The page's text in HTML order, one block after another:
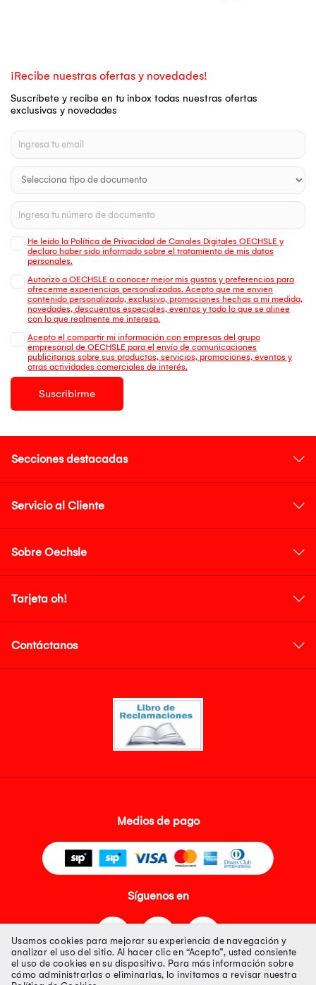
¡Recibe nuestras ofertas y novedades!
Suscríbete y recibe en tu inbox todas nuestras ofertas
exclusivas y novedades
He leído la Política de Privacidad de Canales Digitales OECHSLE y
declaro haber sido informado sobre el tratamiento de mis datos
personales.
Autorizo a OECHSLE a conocer mejor mis gustos y preferencias para
ofrecerme experiencias personalizadas. Acepto que me envien
contenido personalizado, exclusivo, promociones hechas a mi medida,
novedades, descuentos especiales, eventos y todo lo que se alinee
con lo que realmente me interesa.
Acepto el compartir mi información con empresas del grupo
empresarial de OECHSLE para el envío de comunicaciones
publicitarias sobre sus productos, servicios, promociones, eventos y
otras actividades comerciales de interés.
Suscribirme
Secciones destacadas
Servicio al Cliente
Sobre Oechsle
Tarjeta oh!
Contáctanos
Medios de pago
Síguenos en
Usamos cookies para mejorar su experiencia de navegación y
analizar el uso del sitio. Al hacer clic en “Acepto”, usted consiente
el uso de cookies en su dispositivo. Para más información sobre
cómo administrarlas o eliminarlas, lo invitamos a revisar nuestra